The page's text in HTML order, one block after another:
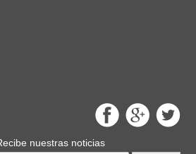
nuestras noticias